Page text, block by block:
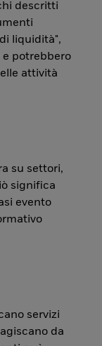
descritti
liquidità",
e potrebbero
attività
su settori,
significa
evento
servizi
da